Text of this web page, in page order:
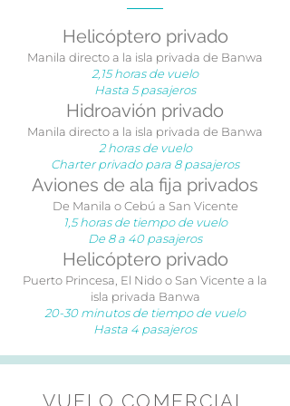
Helicóptero privado
Manila directo a la isla privada de Banwa
2,15 horas de vuelo
Hasta 5 pasajeros
Hidroavión privado
Manila directo a la isla privada de Banwa
2 horas de vuelo
Charter privado para 8 pasajeros
Aviones de ala fija privados
De Manila o Cebú a San Vicente
1,5 horas de tiempo de vuelo
De 8 a 40 pasajeros
Helicóptero privado
Puerto Princesa, El Nido o San Vicente a la
isla privada Banwa
20-30 minutos de tiempo de vuelo
Hasta 4 pasajeros
VUELO COMERCIAL